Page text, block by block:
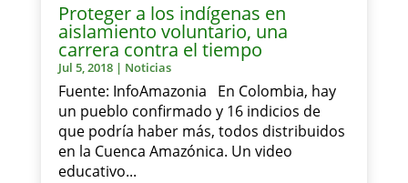
Proteger a los indígenas en
aislamiento voluntario, una
carrera contra el tiempo
Jul 5, 2018| Noticias
Fuente: InfoAmazonia En Colombia, hay
un pueblo confirmado y 16 indicios de
que podría haber más, todos distribuidos
en la Cuenca Amazónica. Un video
educativo...